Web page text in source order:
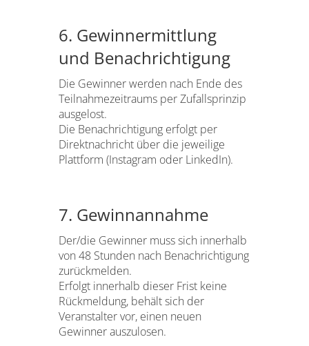
6. Gewinnermittlung
und Benachrichtigung
Die Gewinner werden nach Ende des
Teilnahmezeitraums per Zufallsprinzip
ausgelost.
Die Benachrichtigung erfolgt per
Direktnachricht über die jeweilige
Plattform (Instagram oder LinkedIn).
7. Gewinnannahme
Der/die Gewinner muss sich innerhalb
von 48 Stunden nach Benachrichtigung
zurückmelden.
Erfolgt innerhalb dieser Frist keine
Rückmeldung, behält sich der
Veranstalter vor, einen neuen
Gewinner auszulosen.